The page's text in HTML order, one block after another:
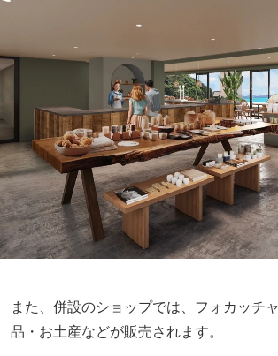
また、併設のショップでは、フォカッチ
品・お土産などが販売されます。